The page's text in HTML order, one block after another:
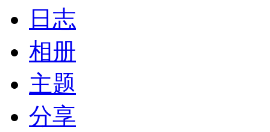
日志
相册
主题
分享